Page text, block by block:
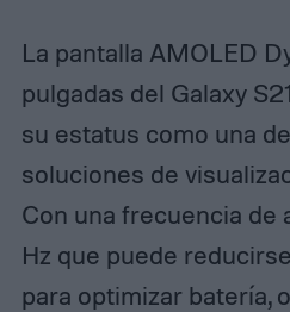
La pantalla AMOLED
pulgadas del Galaxy
su estatus como una
soluciones de
Con una frecuencia de
Hz que puede
para optimizar batería,